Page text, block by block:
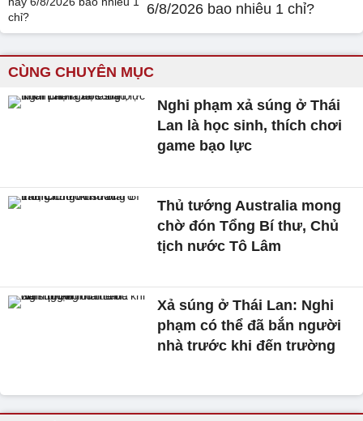
6/8/2026 bao nhiêu 1 chỉ?
CÙNG CHUYÊN MỤC
Nghi phạm xả súng ở Thái
Lan là học sinh, thích chơi
game bạo lực
Thủ tướng Australia mong
chờ đón Tổng Bí thư, Chủ
tịch nước Tô Lâm
Xả súng ở Thái Lan: Nghi
phạm có thể đã bắn người
nhà trước khi đến trường